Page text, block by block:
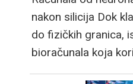
nakon silicija Dok
do fizičkih granica,
bioračunala koja